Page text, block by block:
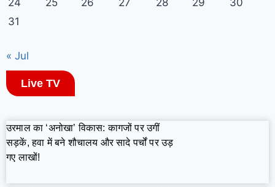
24
25 26 27 28 29
30
31
« Jul
Live TV
उरमाल का ‘अनोखा’ विकास: कागजों पर उगीं
सड़कें, हवा में बने शौचालय और सादे पर्चों पर उड़
गए लाखों!